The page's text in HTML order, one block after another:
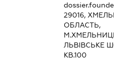
29016,
ОБЛАСТЬ,
ЛЬВІВСЬКЕ
КВ.100